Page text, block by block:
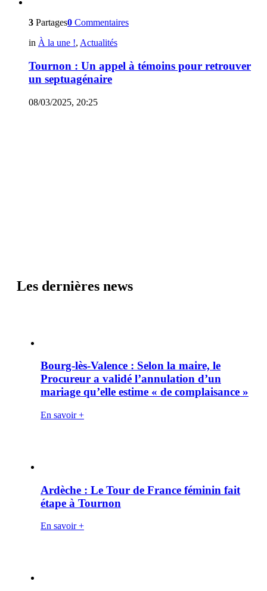
3 Partages0 Commentaires
in À la une !, Actualités
Tournon : Un appel à témoins pour retrouver
un septuagénaire
08/03/2025, 20:25
Les dernières news
Bourg-lès-Valence : Selon la maire, le
Procureur a validé l’annulation d’un
mariage qu’elle estime « de complaisance »
En savoir +
Ardèche : Le Tour de France féminin fait
étape à Tournon
En savoir +